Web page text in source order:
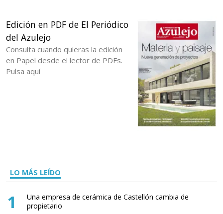
Edición en PDF de El Periódico
del Azulejo
Consulta cuando quieras la edición
en Papel desde el lector de PDFs.
Pulsa aquí
LO MÁS LEÍDO
1
Una empresa de cerámica de Castellón cambia de
propietario